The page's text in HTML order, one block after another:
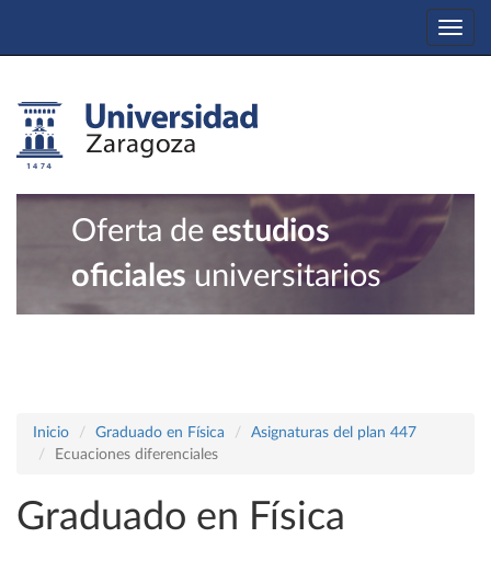
Oferta de estudios
oficiales universitarios
Inicio Graduado en Física
Asignaturas del plan 447
Ecuaciones diferenciales
Graduado en Física